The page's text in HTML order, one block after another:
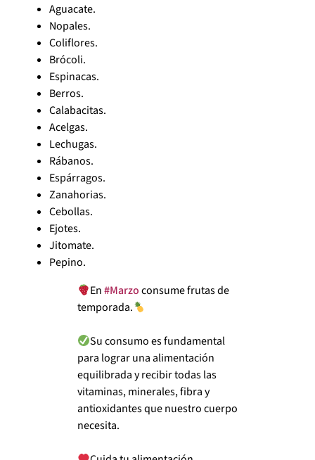
Aguacate.
Nopales.
Coliflores.
Brócoli.
Espinacas.
Berros.
Calabacitas.
Acelgas.
Lechugas.
Rábanos.
Espárragos.
Zanahorias.
Cebollas.
Ejotes.
Jitomate.
Pepino.
En#Marzoconsume frutas de
temporada.
Su consumo es fundamental
para lograr una alimentación
equilibrada y recibir todas las
vitaminas, minerales, fibra y
antioxidantes que nuestro cuerpo
necesita.